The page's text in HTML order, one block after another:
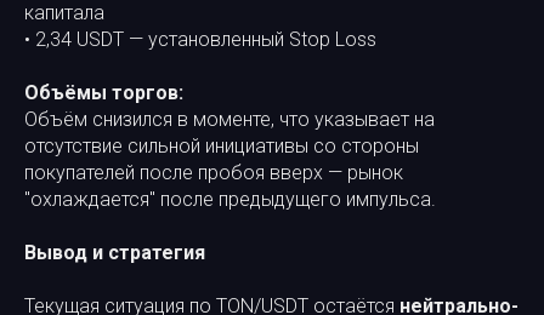
капитала
• 2,34 USDT — установленный Stop Loss
Объёмы торгов:
Объём снизился в моменте, что указывает на
отсутствие сильной инициативы со стороны
покупателей после пробоя вверх — рынок
"охлаждается" после предыдущего импульса.
Вывод и стратегия
Текущая ситуация по TON/USDT остаётся нейтрально-